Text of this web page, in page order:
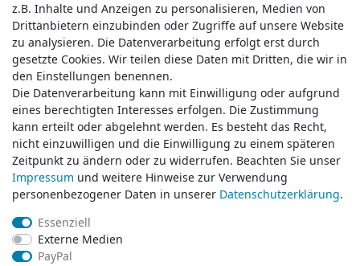
Service & Kontakt
Wünschen Sie einen Rückruf?
service@klamato.de
Schreiben Sie uns:
service@klamato.de
Durchschnittliche Bewertung von
z.B. Inhalte und Anzeigen zu personalisieren, Medien von
Drittanbietern einzubinden oder Zugriffe auf unsere Website
zu analysieren. Die Datenverarbeitung erfolgt erst durch
gesetzte Cookies. Wir teilen diese Daten mit Dritten, die wir in
den Einstellungen benennen.
Die Datenverarbeitung kann mit Einwilligung oder aufgrund
eines berechtigten Interesses erfolgen. Die Zustimmung
kann erteilt oder abgelehnt werden. Es besteht das Recht,
nicht einzuwilligen und die Einwilligung zu einem späteren
Zeitpunkt zu ändern oder zu widerrufen. Beachten Sie unser
Impressum und weitere Hinweise zur Verwendung
personenbezogener Daten in unserer Daten­schutz­erklärung.
Essenziell
Externe Medien
PayPal
z.B. Inhalte und Anzeigen zu personalisieren, Medien von
Drittanbietern einzubinden oder Zugriffe auf unsere Website
zu analysieren. Die Datenverarbeitung erfolgt erst durch
gesetzte Cookies. Wir teilen diese Daten mit Dritten, die wir in
den Einstellungen benennen.
Die Datenverarbeitung kann mit Einwilligung oder aufgrund
eines berechtigten Interesses erfolgen. Die Zustimmung
kann erteilt oder abgelehnt werden. Es besteht das Recht,
nicht einzuwilligen und die Einwilligung zu einem späteren
Zeitpunkt zu ändern oder zu widerrufen. Beachten Sie unser
Impressum und weitere Hinweise zur Verwendung
personenbezogener Daten in unserer Daten­schutz­erklärung.
Essenziell
Externe Medien
PayPal